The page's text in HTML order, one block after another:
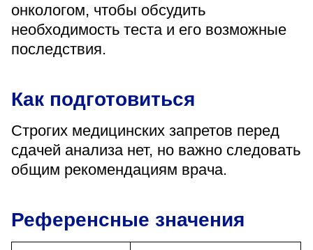
онкологом, чтобы обсудить
необходимость теста и его возможные
последствия.
Как подготовиться
Строгих медицинских запретов перед
сдачей анализа нет, но важно следовать
общим рекомендациям врача.
Референсные значения